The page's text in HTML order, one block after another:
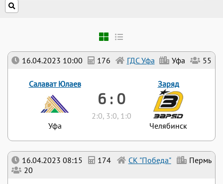
16.04.2023 08:15 174 СК "Победа"
Пермь
20
16.04.2023 10:00 176 ГДС Уфа Уфа 55
Салават Юлаев
Уфа
6 : 0
2:0, 3:0, 1:0
Заряд
Челябинск